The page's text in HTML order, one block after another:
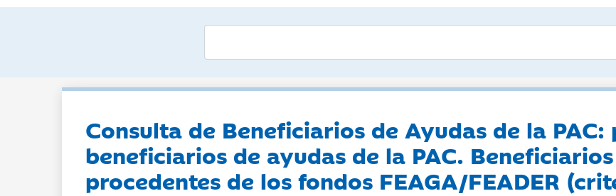
Consulta de Beneficiarios de Ayudas de la
beneficiarios de ayudas de la PAC.
procedentes de los fondos FEAGA/FEADER